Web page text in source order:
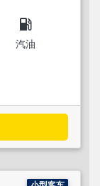
local_gas_station
汽油